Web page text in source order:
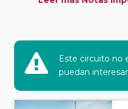
reserva nueva puede
plazas en los mismos
aéreas se reservan el
nombre que no coincida
pasaporte pueda ser motivo
Este circuito no
puedan